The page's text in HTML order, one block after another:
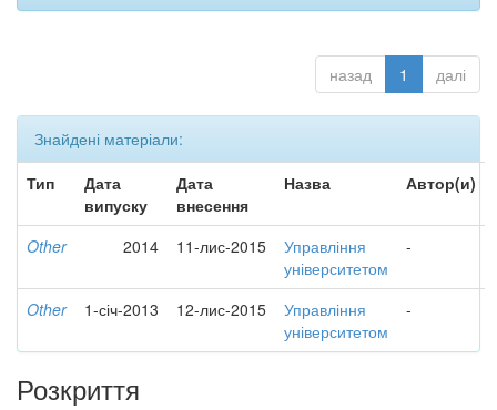
назад 1 далі
Знайдені матеріали:
Тип
Дата
випуску
Дата
внесення
Назва Автор(и)
Other 2014 11-лис-2015
Управління
університетом
-
Other 1-січ-2013 12-лис-2015
Управління
університетом
-
Розкриття